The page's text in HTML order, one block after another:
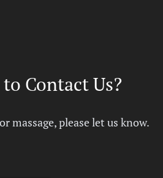
Contact Us?
massage, please let us know.